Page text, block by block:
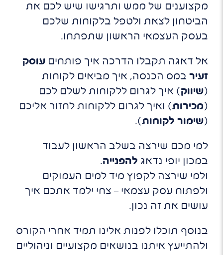
מקצוענים של ממש ותרגישו שיש לכם את
הביטחון לצאת ולטפל בלקוחות שלכם
בעסק העצמאי הראשון שתפתחו.
אל דאגה תקבלו הדרכה איך פותחים עוסק
זעיר במס הכנסה, איך מביאים לקוחות
(שיווק) איך לגרום ללקוחות לשלם לכם
(מכירות) ואיך לגרום ללקוחות לחזור אליכם
(שימור לקוחות).
למי מכם שירצה בשלב הראשון לעבוד
במכון יופי נדאג להפנייה.
ולמי שירצה לקפוץ מיד למים העמוקים
ולפתוח עסק עצמאי – צחי ילמד אתכם איך
עושים את זה נכון.
בנוסף תוכלו לפנות אלינו תמיד אחרי הקורס
ולהתייעץ איתנו בנושאים מקצועיים וניהוליים